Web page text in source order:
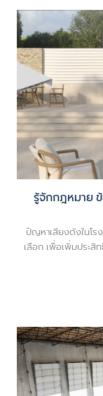
รู้จักกฎหมาย
ปัญหาเสียงดังในโร
เลือก เพื่อเพิ่มประ